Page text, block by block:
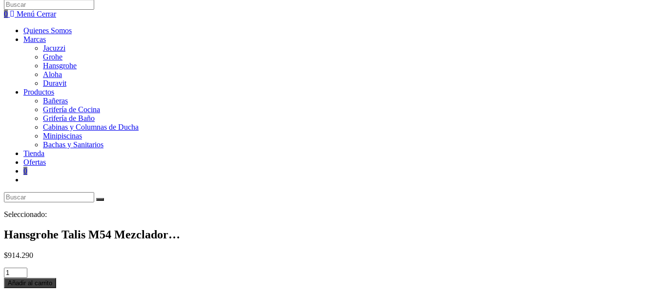
Buscar
en
esta
web
0 Menú Cerrar
Quienes Somos
Marcas
Jacuzzi
Grohe
Hansgrohe
Aloha
Duravit
Productos
Bañeras
Grifería de Cocina
Grifería de Baño
Cabinas y Columnas de Ducha
Minipiscinas
Bachas y Sanitarios
Tienda
Ofertas
0
Seleccionado:
Hansgrohe Talis M54 Mezclador…
$914.290
Hansgrohe
Talis
M54
Añadir al carrito